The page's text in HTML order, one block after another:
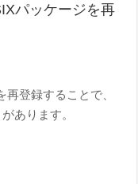
パッケージを再
登録することで、
あります。